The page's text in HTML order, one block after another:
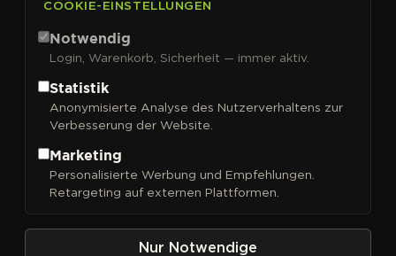
In House Genetics
Sortieren nach
COOKIE-EINSTELLUNGEN
Notwendig
Login, Warenkorb, Sicherheit — immer aktiv.
Statistik
Anonymisierte Analyse des Nutzerverhaltens zur
Verbesserung der Website.
Marketing
Personalisierte Werbung und Empfehlungen.
Retargeting auf externen Plattformen.
Nur Notwendige